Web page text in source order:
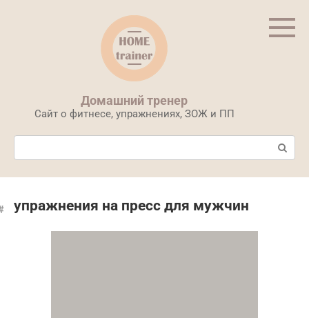
Домашний тренер
Сайт о фитнесе, упражнениях, ЗОЖ и ПП
Поиск:
упражнения на пресс для мужчин